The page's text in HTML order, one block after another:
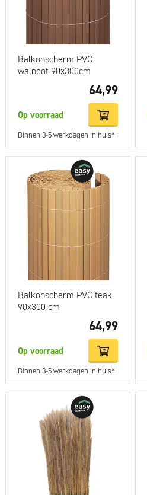
Balkonscherm PVC
walnoot 90x300cm
64,99
Op voorraad
Binnen 3-5 werkdagen in huis*
Balkonscherm PVC teak
90x300 cm
64,99
Op voorraad
Binnen 3-5 werkdagen in huis*